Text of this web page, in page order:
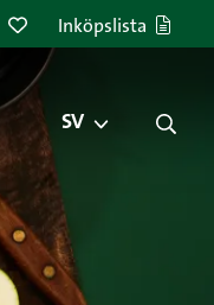
Inköpslista
SV